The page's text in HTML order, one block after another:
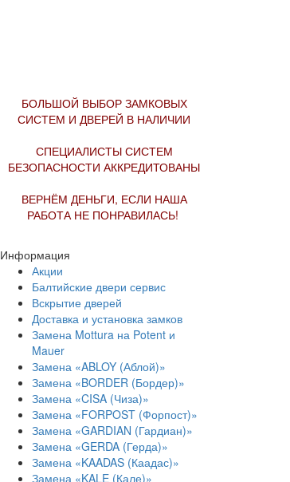
БОЛЬШОЙ ВЫБОР ЗАМКОВЫХ
СИСТЕМ И ДВЕРЕЙ В НАЛИЧИИ
СПЕЦИАЛИСТЫ СИСТЕМ
БЕЗОПАСНОСТИ АККРЕДИТОВАНЫ
ВЕРНЁМ ДЕНЬГИ, ЕСЛИ НАША
РАБОТА НЕ ПОНРАВИЛАСЬ!
Информация
Акции
Балтийские двери сервис
Вскрытие дверей
Доставка и установка замков
Замена Mottura на Potent и
Mauer
Замена «ABLOY (Аблой)»
Замена «BORDER (Бордер)»
Замена «CISA (Чиза)»
Замена «FORPOST (Форпост)»
Замена «GARDIAN (Гардиан)»
Замена «GERDA (Герда)»
Замена «KAADAS (Каадас)»
Замена «KALE (Кале)»